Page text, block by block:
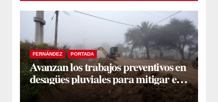
FERNÁNDEZ PORTADA
Avanzan los trabajos preventivos en
desagües pluviales para mitigar el
impacto de la temporada de lluvias